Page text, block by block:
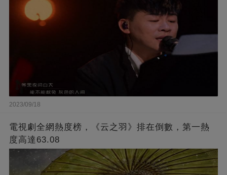
2023/09/18
電視劇全網熱度榜，《云之羽》排在倒數，第一熱
度高達63.08